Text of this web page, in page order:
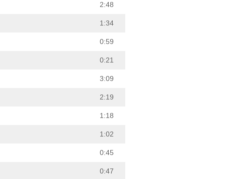
2:48
1:34
0:59
0:21
3:09
2:19
1:18
1:02
0:45
0:47